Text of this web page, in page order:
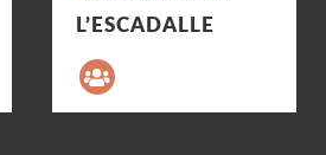
L’ESCADALLE